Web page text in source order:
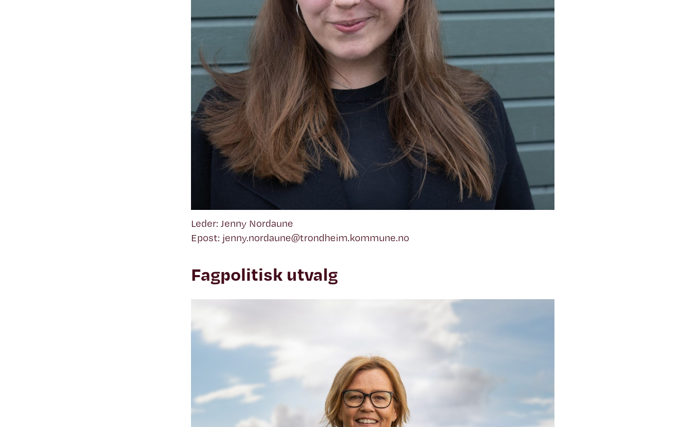
Leder: Jenny Nordaune
Epost: jenny.nordaune@trondheim.kommune.no
Fagpolitisk utvalg